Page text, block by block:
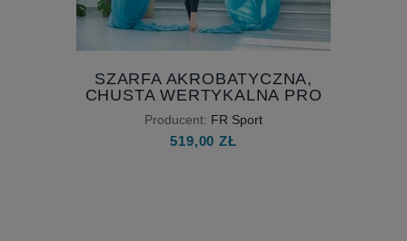
SZARFA AKROBATYCZNA,
CHUSTA WERTYKALNA PRO
RÓŻNE DŁUGOŚCI WEDŁUG
POTRZEB
Producent: FR Sport
519,00 ZŁ